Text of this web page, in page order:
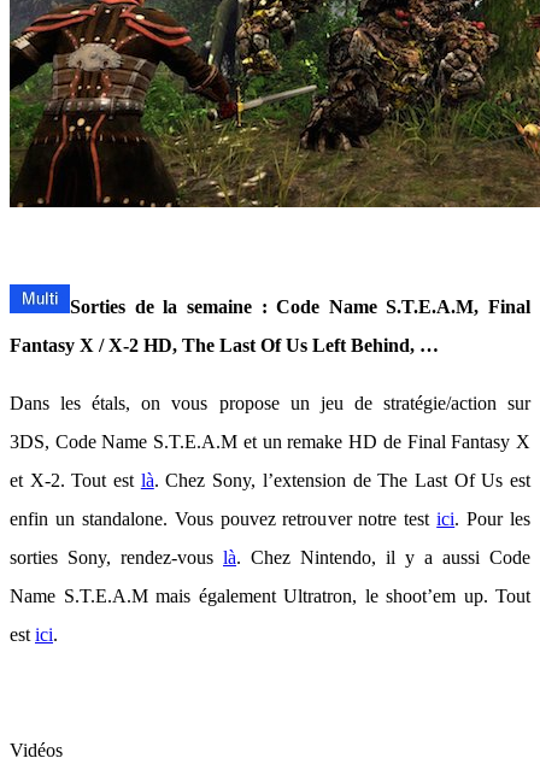
Sorties de la semaine : Code Name S.T.E.A.M, Final
Fantasy X / X-2 HD, The Last Of Us Left Behind, …
Dans les étals, on vous propose un jeu de stratégie/action sur
3DS, Code Name S.T.E.A.M et un remake HD de Final Fantasy X
et X-2. Tout est là. Chez Sony, l’extension de The Last Of Us est
enfin un standalone. Vous pouvez retrouver notre testici. Pour les
sorties Sony, rendez-vous là. Chez Nintendo, il y a aussi Code
Name S.T.E.A.M mais également Ultratron, le shoot’em up. Tout
est ici.
Vidéos